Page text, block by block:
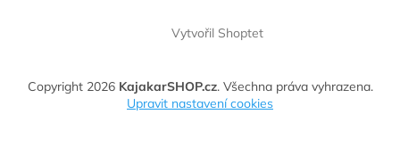
Vytvořil Shoptet
Copyright 2026 KajakarSHOP.cz. Všechna práva vyhrazena.
Upravit nastavení cookies